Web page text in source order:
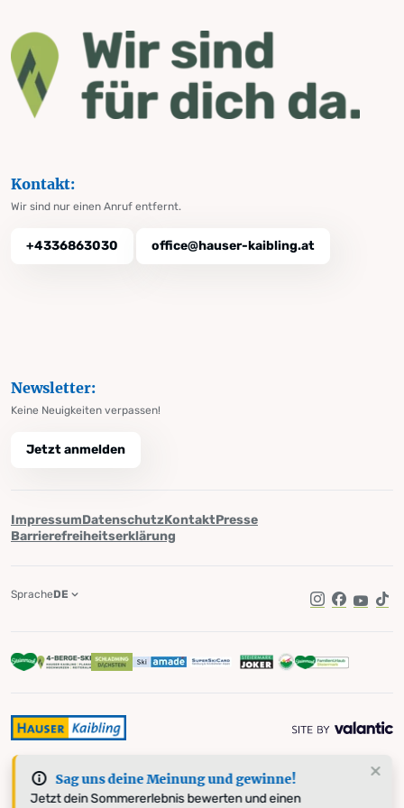
Sag uns deine Meinung und gewinne!
Jetzt dein Sommererlebnis bewerten und einen
Kontakt:
Wir sind nur einen Anruf entfernt.
+4336863030 office@hauser-kaibling.at
Newsletter:
Keine Neuigkeiten verpassen!
Jetzt anmelden
ImpressumDatenschutzKontaktPresse
Barrierefreiheitserklärung
Instagram
Facebook
SpracheDE